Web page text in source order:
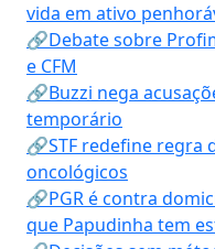
vida em ativo
🔗Debate sobre
e CFM
🔗Buzzi nega
temporário
🔗STF redefine regra
oncológicos
🔗PGR é contra
que Papudinha tem